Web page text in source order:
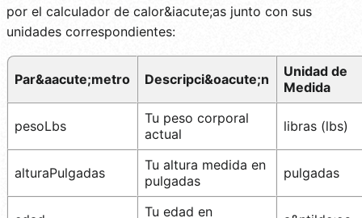
por el calculador de calor&iacute;as junto con sus
unidades correspondientes:
Par&aacute;metro Descripci&oacute;n
Unidad de
Medida
pesoLbs
Tu peso corporal
actual
libras (lbs)
alturaPulgadas
Tu altura medida en
pulgadas
pulgadas
Tu edad en